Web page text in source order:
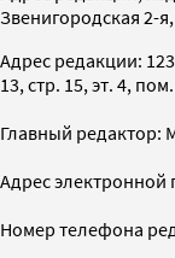
Звенигородская 2-я,
Адрес редакции:
13, стр. 15, эт. 4,
Главный редактор:
Адрес электронной
Номер телефона